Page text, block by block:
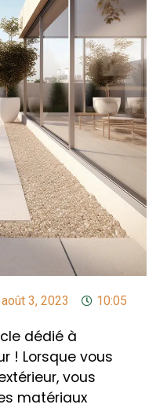
août 3, 2023 10:05
dédié à
! Lorsque vous
vous
matériaux